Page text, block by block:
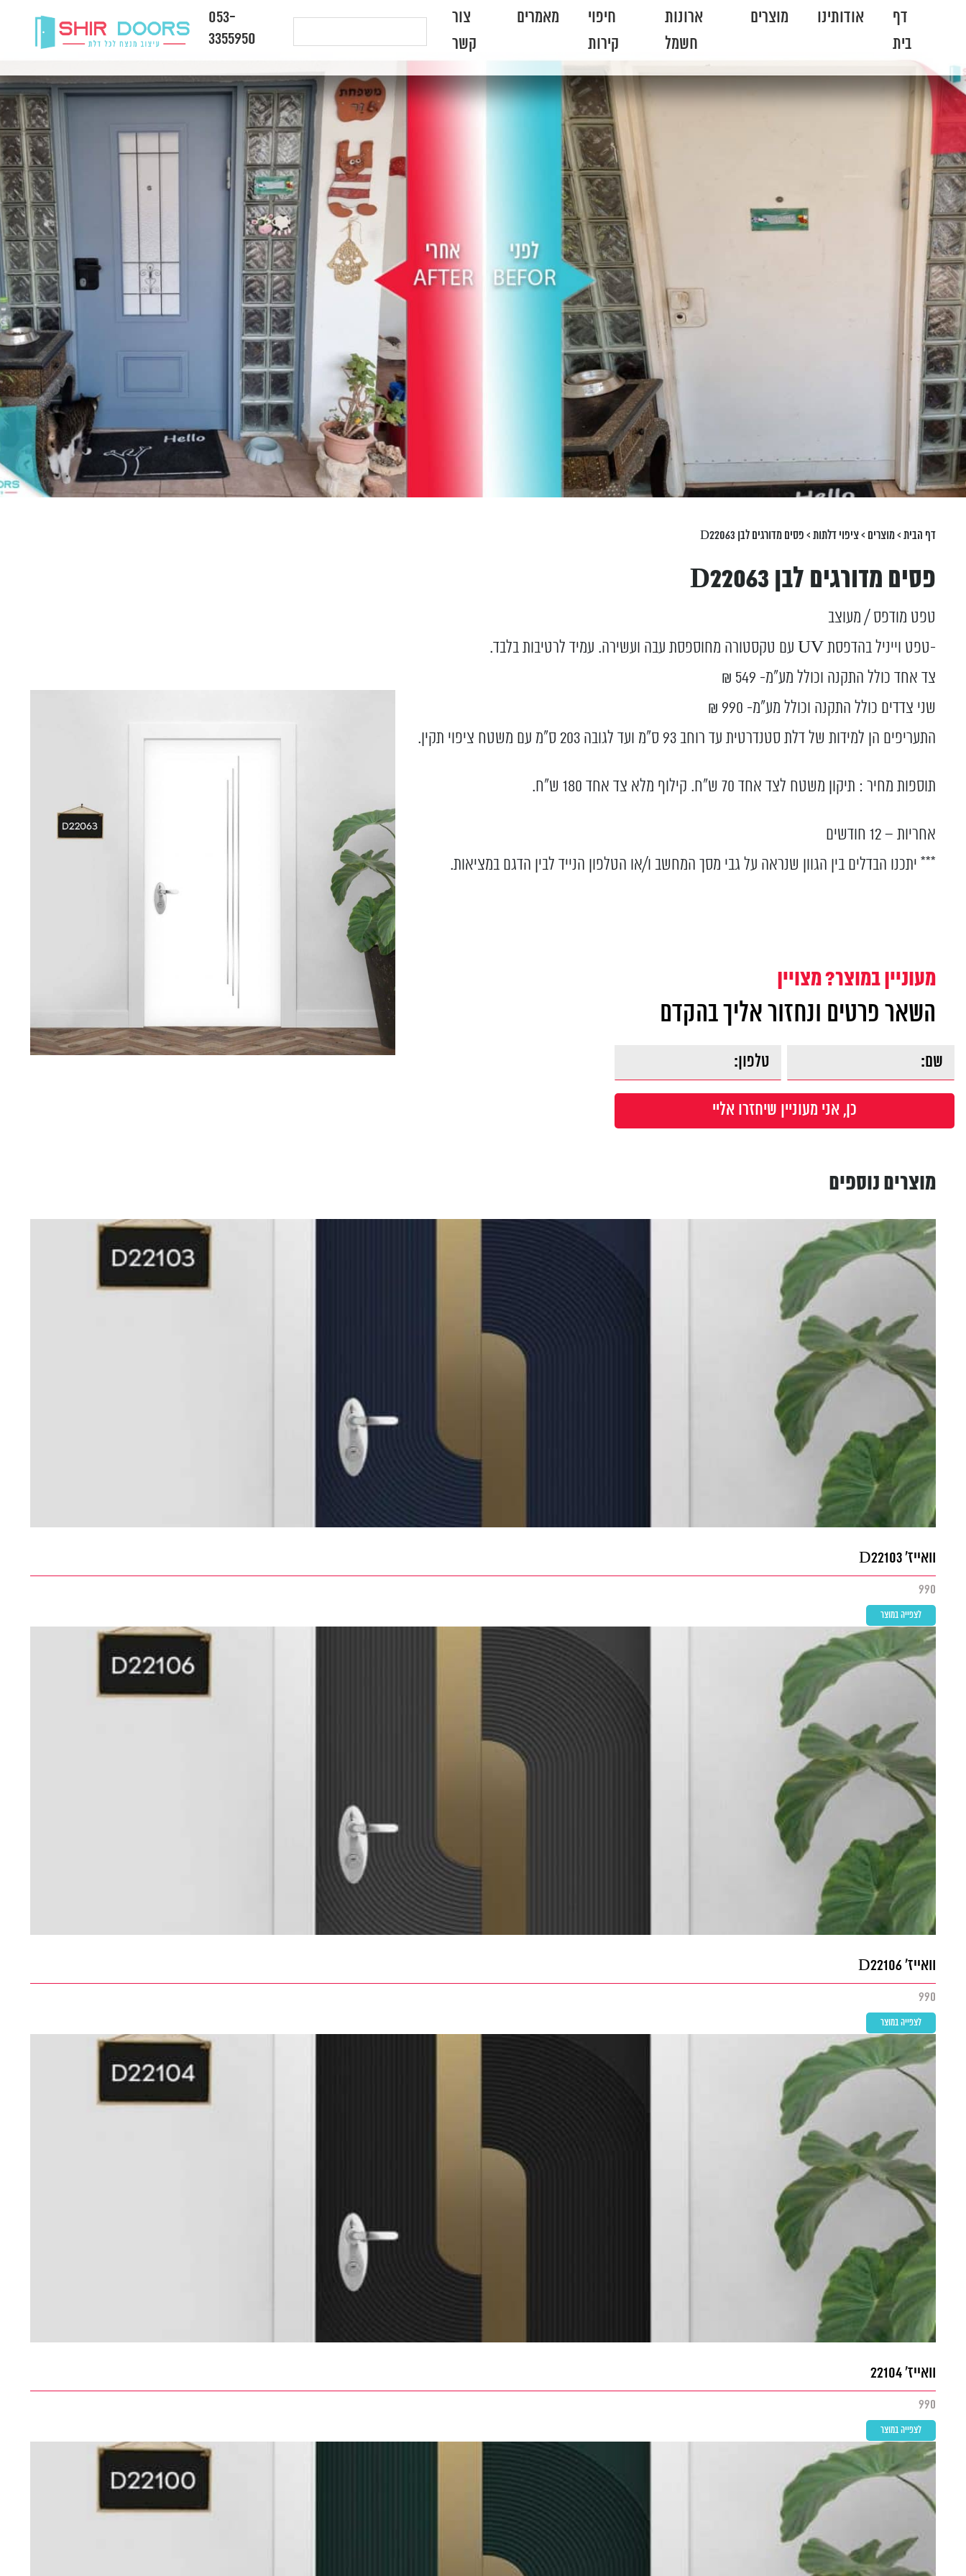
דף
בית
אודותינו מוצרים
ארונות
חשמל
חיפוי
קירות
מאמרים
צור
קשר
053-
3355950
דף הבית>מוצרים >ציפוי דלתות> פסים מדורגים לבן D22063
פסים מדורגים לבן D22063
טפט מודפס / מעוצב
-טפט וייניל בהדפסת UV עם טקסטורה מחוספסת עבה ועשירה. עמיד לרטיבות בלבד.
צד אחד כולל התקנה וכולל מע”מ- 549 ₪
שני צדדים כולל התקנה וכולל מע”מ- 990 ₪
התעריפים הן למידות של דלת סטנדרטית עד רוחב 93 ס”מ ועד לגובה 203 ס”מ עם משטח ציפוי תקין.
תוספות מחיר : תיקון משטח לצד אחד 70 ש"ח. קילוף מלא צד אחד 180 ש"ח.
אחריות – 12 חודשים
*** יתכנו הבדלים בין הגוון שנראה על גבי מסך המחשב ו/או הטלפון הנייד לבין הדגם במציאות.
מעוניין במוצר? מצויין
השאר פרטים ונחזור אליך בהקדם
מוצרים נוספים
וואייז' D22103
990
לצפייה במוצר
וואייז' D22106
990
לצפייה במוצר
וואייז' 22104
990
לצפייה במוצר